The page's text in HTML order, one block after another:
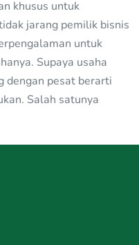
khusus untuk
jarang pemilik bisnis
untuk
Supaya usaha
dengan pesat berarti
Salah satunya